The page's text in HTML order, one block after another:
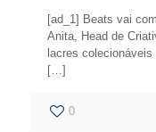
[ad_1] Beats vai
Anita, Head de
lacres
[…]
0